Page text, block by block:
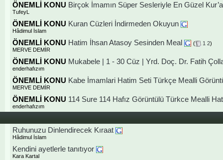
ÖNEMLİ KONU Birçok İmamın Süper Sesleriyle En Güzel
TufeyL
ÖNEMLİ KONU Kuran Cüzleri İndirmeden Okuyun
Hâdimul İslam
ÖNEMLİ KONU Hatim İhsan Atasoy Sesinden Meal ( 1 2)
MERVE DEMİR
ÖNEMLİ KONU Mukabele | 1 - 30 Cüz | Yrd. Doç. Dr. Fatih
enderhafızım
ÖNEMLİ KONU Kabe İmamlari Hatim Seti Türkçe Mealli
MERVE DEMİR
ÖNEMLİ KONU 114 Sure 114 Hafız Görüntülü Türkce Mealli
enderhafızım
Ruhunuzu Dinlendirecek Kıraat
Hâdimul İslam
Kendini ayetlerle tanıtıyor
Kara Kartal